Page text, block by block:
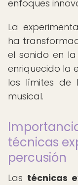
enfoques
La
ha
el sonido en
enriquecido la
los límites de
musical.
técnicas
percusión
Las técnicas